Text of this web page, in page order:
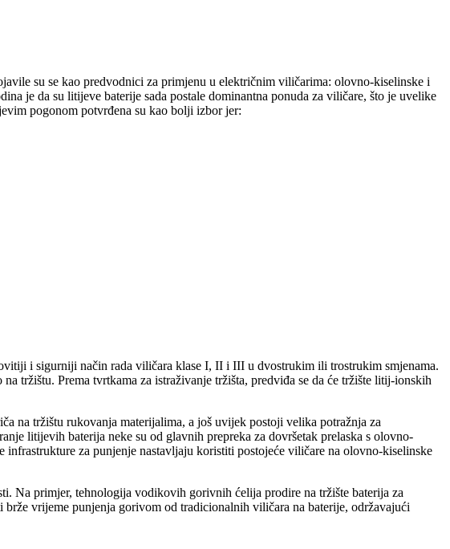
su se kao predvodnici za primjenu u električnim viličarima: olovno-kiselinske i
je da su litijeve baterije sada postale dominantna ponuda za viličare, što je uvelike
pogonom potvrđena su kao bolji izbor jer:
i sigurniji način rada viličara klase I, II i III u dvostrukim ili trostrukim smjenama.
tržištu. Prema tvrtkama za istraživanje tržišta, predviđa se da će tržište litij-ionskih
na tržištu rukovanja materijalima, a još uvijek postoji velika potražnja za
litijevih baterija neke su od glavnih prepreka za dovršetak prelaska s olovno-
za punjenje nastavljaju koristiti postojeće viličare na olovno-kiselinske
Na primjer, tehnologija vodikovih gorivnih ćelija prodire na tržište baterija za
vrijeme punjenja gorivom od tradicionalnih viličara na baterije, održavajući